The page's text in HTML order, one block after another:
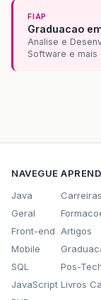
FIAP
Graduacao
Analise e
Software e mais
NAVEGUE
Java
Geral
Front-end
Mobile
SQL
JavaScript
Artigos
Pos-
Livros